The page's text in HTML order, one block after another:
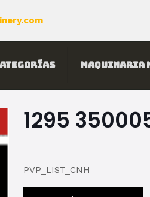
Maquinaria
1295
PVP_LIST_CNH